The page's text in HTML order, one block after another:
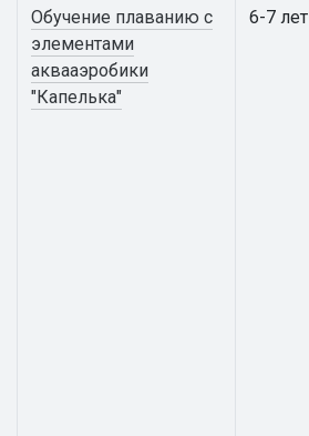
Обучение плаванию с
элементами
аквааэробики
"Капелька"
6-7 лет